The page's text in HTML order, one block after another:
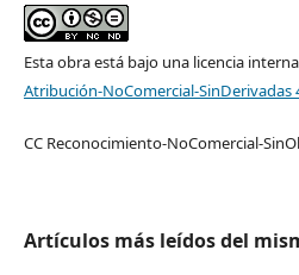
Esta obra está bajo una licencia
Atribución-NoComercial-SinDerivadas
CC Reconocimiento-NoComercial-
Artículos más leídos del